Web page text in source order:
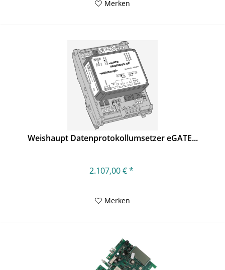
Merken
Weishaupt Datenprotokollumsetzer eGATE...
2.107,00 € *
Merken